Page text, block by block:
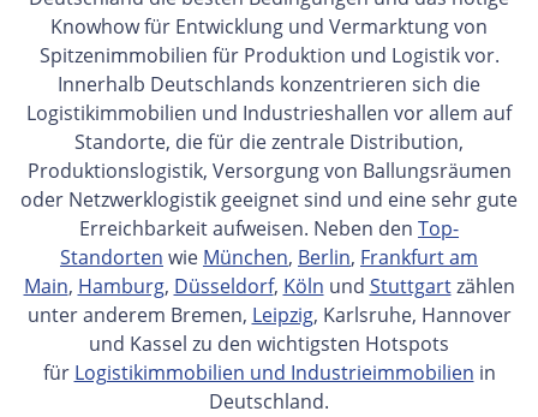
Knowhow für Entwicklung und Vermarktung von
Spitzenimmobilien für Produktion und Logistik vor.
Innerhalb Deutschlands konzentrieren sich die
Logistikimmobilien und Industrieshallen vor allem auf
Standorte, die für die zentrale Distribution,
Produktionslogistik, Versorgung von Ballungsräumen
oder Netzwerklogistik geeignet sind und eine sehr gute
Erreichbarkeit aufweisen. Neben den Top-
Standorten wie München, Berlin, Frankfurt am
Main, Hamburg, Düsseldorf, Köln und Stuttgartzählen
unter anderem Bremen, Leipzig, Karlsruhe, Hannover
und Kassel zu den wichtigsten Hotspots
für Logistikimmobilien und Industrieimmobilien in
Deutschland.